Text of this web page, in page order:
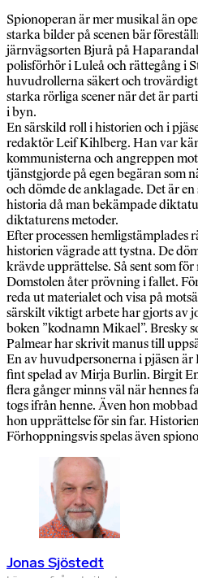
Spionoperan är mer musikal än
starka bilder på scenen bär
järnvägsorten Bjurå på
polisförhör i Luleå och rättegång i
huvudrollerna säkert och
starka rörliga scener när det är
i byn.
En särskild roll i historien och i
redaktör Leif Kihlberg. Han var
kommunisterna och angreppen
tjänstgjorde på egen begäran som
och dömde de anklagade. Det är
historia då man bekämpade
diktaturens metoder.
Efter processen hemligstämplades
historien vägrade att tystna. De
krävde upprättelse. Så sent som
Domstolen åter prövning i fallet.
reda ut materialet och visa på
särskilt viktigt arbete har gjorts av
boken ”kodnamn Mikael”. Bresky
Palmear har skrivit manus till
En av huvudpersonerna i pjäsen
fint spelad av Mirja Burlin. Birgit
flera gånger minns väl när hennes
togs ifrån henne. Även hon
hon upprättelse för sin far.
Förhoppningsvis spelas även
Jonas Sjöstedt